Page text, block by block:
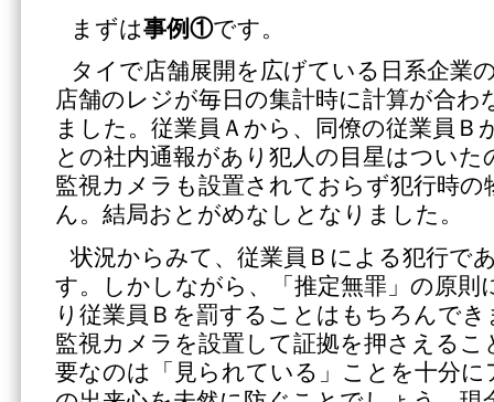
まずは事例①です。
タイで店舗展開を広げている日系企業
店舗のレジが毎日の集計時に計算が合わ
ました。従業員Ａから、同僚の従業員Ｂ
との社内通報があり犯人の目星はつい
監視カメラも設置されておらず犯行時の
ん。結局おとがめなしとなりました。
状況からみて、従業員Ｂによる犯行で
す。しかしながら、「推定無罪」の原則
り従業員Ｂを罰することはもちろんで
監視カメラを設置して証拠を押さえる
要なのは「見られている」ことを十分